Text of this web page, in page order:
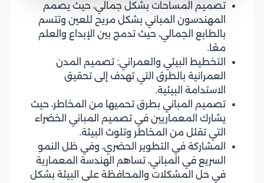
تصميم المساحات بشكل جمالي، حيث يصمم
المهندسون المباني بشكل مريح للعين وتتسم
بالطابع الجمالي، حيث تدمج بين الإبداع والعلم
معًا.
التخطيط البيئي والعمراني: تصميم المدن
العمرانية بالطرق التي تهدف إلى تحقيق
الاستدامة البيئية.
تصميم المباني بطرق تحميها من المخاطر، حيث
يشارك المعماريين في تصميم المباني الخضراء
التي تقلل من المخاطر وتلوث البيئة.
المشاركة في التطوير الحضري، وفي ظل النمو
السريع في المباني، تساهم الهندسة المعمارية
في حل المشكلات والمحافظة على البيئة بشكل